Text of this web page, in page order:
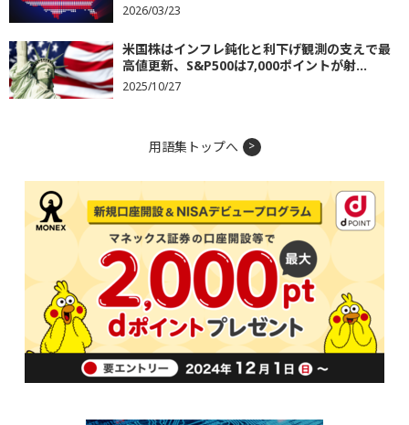
2026/03/23
米国株はインフレ鈍化と利下げ観測の支えで最
高値更新、S&P500は7,000ポイントが射...
2025/10/27
用語集トップへ